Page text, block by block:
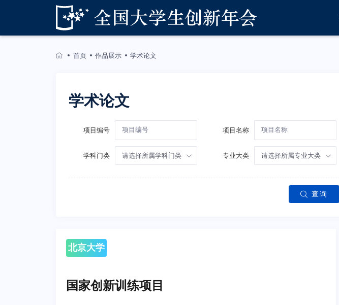
首页 作品展示 学术论文
学术论文
项目编号 项目名称
学科门类 请选择所属学科门类 专业大类 请选择所属专业大类
查询
北京大学
国家创新训练项目